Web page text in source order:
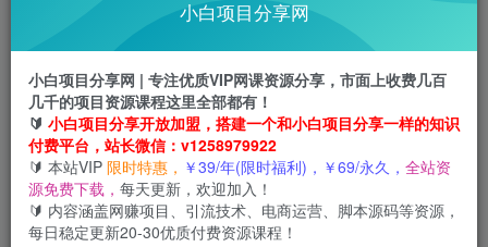
1年前更新
关注
0 935 76
此内容为会员免费，请付费后查看
云币3 限时特惠
云币 99
会员免费 已售 31
小白项目分享网
小白项目分享网 | 专注优质VIP网课资源分享，市面上收费几百
几千的项目资源课程这里全部都有！
🔰 小白项目分享开放加盟，搭建一个和小白项目分享一样的知识
付费平台，站长微信：v1258979922
🔰 本站VIP 限时特惠， ￥39/年(限时福利)，￥69/永久， 全站资
源免费下载， 每天更新，欢迎加入！
🔰 内容涵盖网赚项目、引流技术、电商运营、脚本源码等资源，
每日稳定更新20-30优质付费资源课程！